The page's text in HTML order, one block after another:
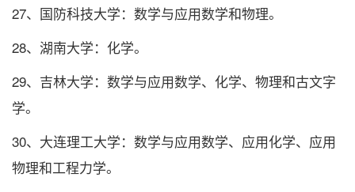
27、国防科技大学：数学与应用数学和物理。
28、湖南大学：化学。
29、吉林大学：数学与应用数学、化学、物理和古文字
学。
30、大连理工大学：数学与应用数学、应用化学、应用
物理和工程力学。